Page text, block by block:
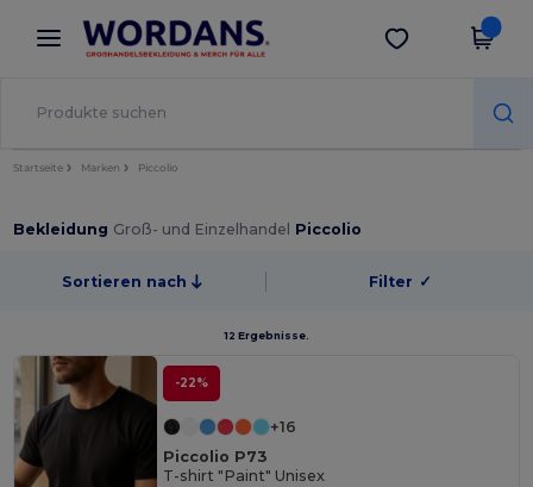
× Wordans App
Bessere Preise in der App!
App holen
Startseite Marken Piccolio
Bekleidung Groß- und Einzelhandel Piccolio
Sortieren nach Filter ✓
12 Ergebnisse.
-22%
+16
Piccolio P73
T-shirt "Paint" Unisex